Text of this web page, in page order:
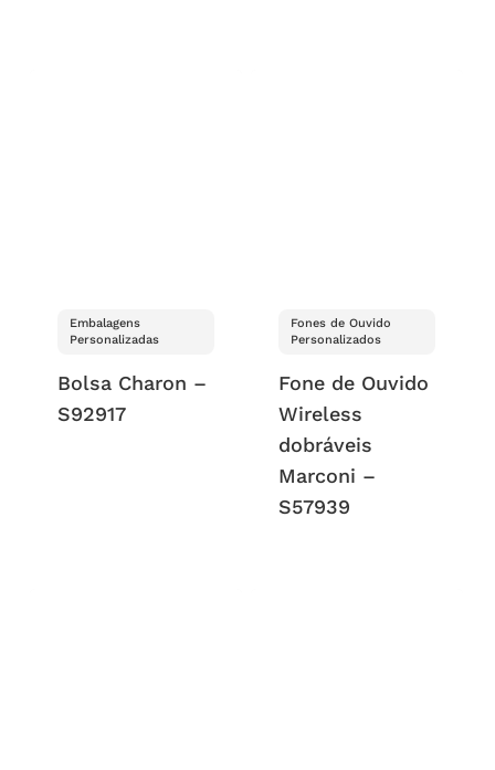
Embalagens
Personalizadas
Bolsa Charon –
S92917
Fones de Ouvido
Personalizados
Fone de Ouvido
Wireless
dobráveis
Marconi –
S57939